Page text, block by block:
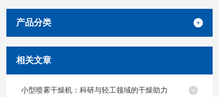
产品分类
相关文章
小型喷雾干燥机：科研与轻工领域的干燥助力